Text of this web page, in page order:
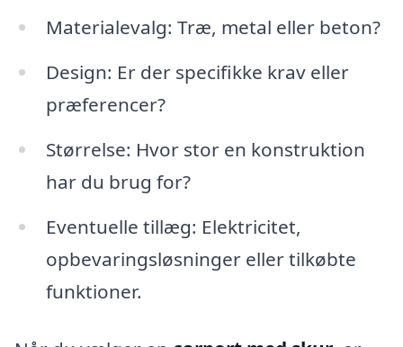
Materialevalg: Træ, metal eller beton?
Design: Er der specifikke krav eller
præferencer?
Størrelse: Hvor stor en konstruktion
har du brug for?
Eventuelle tillæg: Elektricitet,
opbevaringsløsninger eller tilkøbte
funktioner.